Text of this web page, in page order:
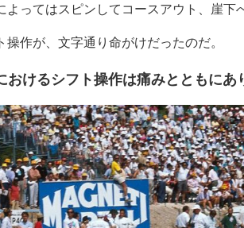
よってはスピンしてコースアウト、崖下
作が、文字通り命がけだったのだ。
おけるシフト操作は痛みとともにあ